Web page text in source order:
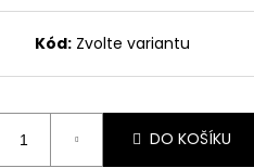
Kód: Zvolte variantu
DO KOŠÍKU